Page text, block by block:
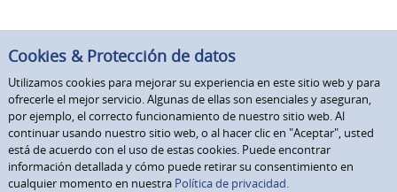
Cookies & Protección de datos
Utilizamos cookies para mejorar su experiencia en este sitio web y para
ofrecerle el mejor servicio. Algunas de ellas son esenciales y aseguran,
por ejemplo, el correcto funcionamiento de nuestro sitio web. Al
continuar usando nuestro sitio web, o al hacer clic en "Aceptar", usted
está de acuerdo con el uso de estas cookies. Puede encontrar
información detallada y cómo puede retirar su consentimiento en
cualquier momento en nuestra Política de privacidad.